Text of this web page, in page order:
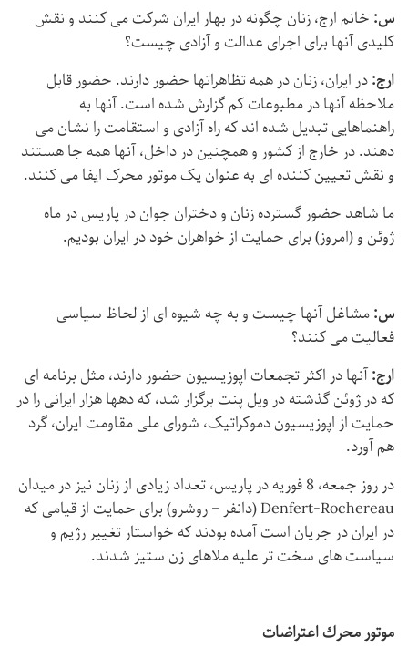
س:خانم ارج، زنان چگونه در بهار ایران شرکت می کنند و نقش
کلیدی آنها برای اجرای عدالت و آزادی چیست؟
ارج:در ایران، زنان در همه تظاهراتها حضور دارند. حضور قابل
ملاحظه آنها در مطبوعات کم گزارش شده است. آنها به
راهنماهایی تبدیل شده اند كه راه آزادی و استقامت را نشان می
دهند. در خارج از کشور و همچنین در داخل، آنها همه جا هستند
و نقش تعیین کننده ای به عنوان یک موتور محرک ایفا می کنند.
ما شاهد حضور گسترده زنان و دختران جوان در پاریس در ماه
ژوئن و (امروز) برای حمایت از خواهران خود در ایران بودیم.
س:مشاغل آنها چیست و به چه شیوه ای از لحاظ سیاسی
فعالیت می كنند؟
ارج:آنها در اکثر تجمعات اپوزیسیون حضور دارند، مثل برنامه ای
که در ژوئن گذشته در ویل پنت برگزار شد، که دهها هزار ایرانی را در
حمایت از اپوزیسیون دموکراتیک، شورای ملی مقاومت ایران، گرد
هم آورد.
در روز جمعه، 8 فوریه در پاریس، تعداد زیادی از زنان نیز در میدان
Denfert-Rochereau (دانفر – روشرو) برای حمایت از قیامی که
در ایران در جریان است آمده بودند كه خواستار تغییر رژیم و
سیاست های سخت تر علیه ملاهای زن ستیز شدند.
موتور محرك اعتراضات